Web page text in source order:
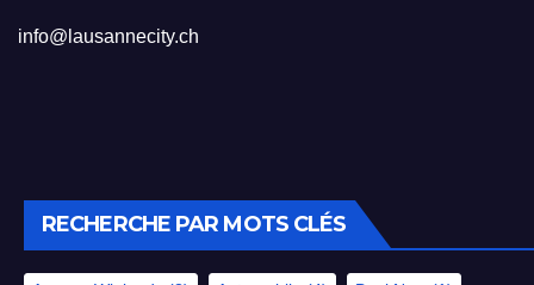
info@lausannecity.ch
RECHERCHE PAR MOTS CLÉS